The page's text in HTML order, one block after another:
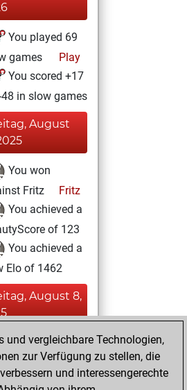
You played 69
games
Play
You scored +17
48 in slow games
August
You won
Fritz
Fritz
You achieved a
of 123
You achieved a
Elo of 1462
August 8,
You played 26
games
Play
und vergleichbare Technologien,
zur Verfügung zu stellen, die
und interessengerechte